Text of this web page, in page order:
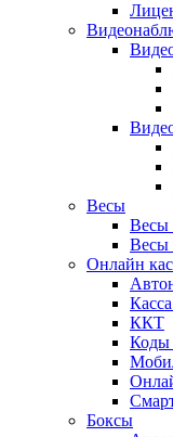
Весы
Весы
Весы
Онлайн
ККТ
Боксы